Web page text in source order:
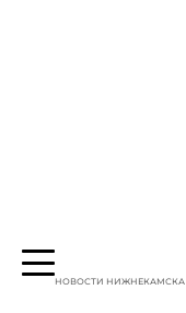
НОВОСТИ НИЖНЕКАМСКА